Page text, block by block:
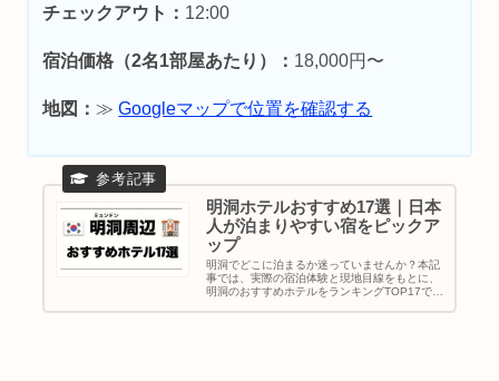
チェックアウト： 12:00
宿泊価格（2名1部屋あたり）： 18,000円〜
地図：≫Googleマップで位置を確認する
明洞ホテルおすすめ17選｜日本
人が泊まりやすい宿をピックア
ップ
明洞でどこに泊まるか迷っていませんか？本記
事では、実際の宿泊体験と現地目線をもとに、
明洞のおすすめホテルをランキングTOP17で紹